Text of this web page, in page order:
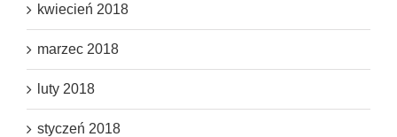
kwiecień 2018
marzec 2018
luty 2018
styczeń 2018